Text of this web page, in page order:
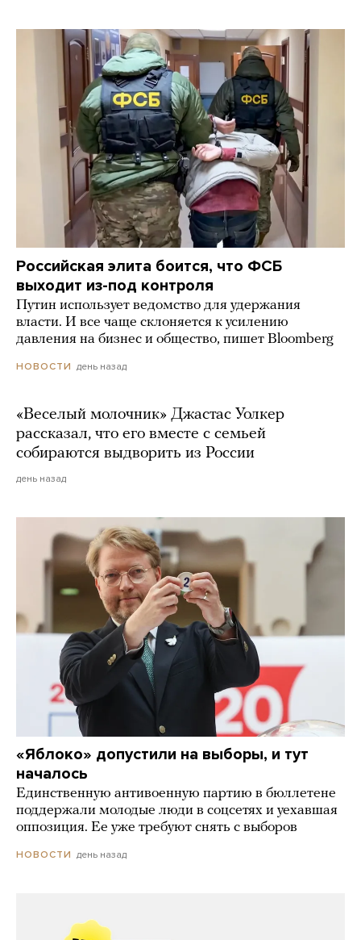
Российская элита боится, что ФСБ
выходит из-под контроля
Путин использует ведомство для удержания
власти. И все чаще склоняется к усилению
давления на бизнес и общество, пишет Bloomberg
НОВОСТИ день назад
«Веселый молочник» Джастас Уолкер
рассказал, что его вместе с семьей
собираются выдворить из России
день назад
«Яблоко» допустили на выборы, и тут
началось
Единственную антивоенную партию в бюллетене
поддержали молодые люди в соцсетях и уехавшая
оппозиция. Ее уже требуют снять с выборов
НОВОСТИ день назад